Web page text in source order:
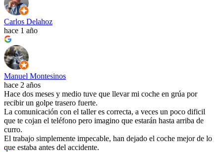
Carlos Delahoz
hace 1 año
Manuel Montesinos
hace 2 años
Hace dos meses y medio tuve que llevar mi coche en grúa por
recibir un golpe trasero fuerte.
La comunicación con el taller es correcta, a veces un poco dificil
que te cojan el teléfono pero imagino que estarán hasta arriba de
curro.
El trabajo simplemente impecable, han dejado el coche mejor de lo
que estaba antes del accidente.